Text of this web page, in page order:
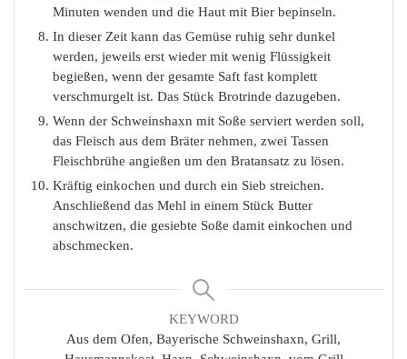
Minuten wenden und die Haut mit Bier bepinseln.
In dieser Zeit kann das Gemüse ruhig sehr dunkel
werden, jeweils erst wieder mit wenig Flüssigkeit
begießen, wenn der gesamte Saft fast komplett
verschmurgelt ist. Das Stück Brotrinde dazugeben.
Wenn der Schweinshaxn mit Soße serviert werden soll,
das Fleisch aus dem Bräter nehmen, zwei Tassen
Fleischbrühe angießen um den Bratansatz zu lösen.
Kräftig einkochen und durch ein Sieb streichen.
Anschließend das Mehl in einem Stück Butter
anschwitzen, die gesiebte Soße damit einkochen und
abschmecken.
KEYWORD
Aus dem Ofen, Bayerische Schweinshaxn, Grill,